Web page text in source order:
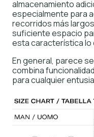
almacenamiento
especialmente para
recorridos más
suficiente espacio
esta característica lo
En general, parece
combina
para cualquier